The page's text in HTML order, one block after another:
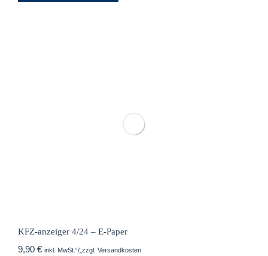
KFZ-anzeiger 4/24 – E-Paper
9,90 € inkl. MwSt.“/„zzgl. Versandkosten